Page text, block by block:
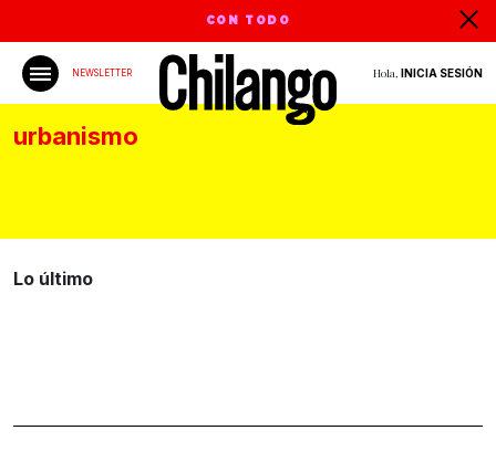
CON TODO
NEWSLETTER Hola, INICIA SESIÓN
urbanismo
Lo último